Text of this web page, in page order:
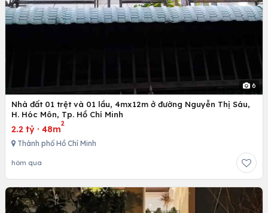
6
Nhà đất 01 trệt và 01 lầu, 4mx12m ở đường Nguyễn Thị Sáu,
H. Hóc Môn, Tp. Hồ Chí Minh
2.2 tỷ · 48m
2
Thành phố Hồ Chí Minh
hôm qua